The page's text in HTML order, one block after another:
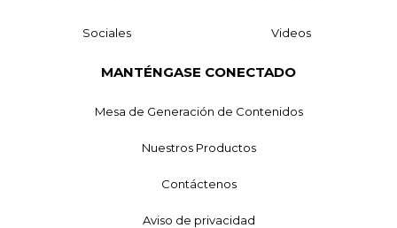
Sociales Videos
MANTÉNGASE CONECTADO
Mesa de Generación de Contenidos
Nuestros Productos
Contáctenos
Aviso de privacidad